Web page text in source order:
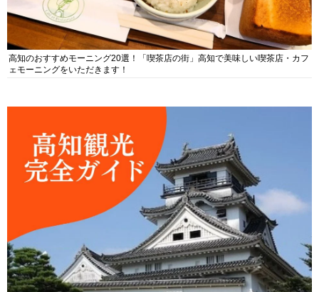
高知のおすすめモーニング20選！「喫茶店の街」高知で美味しい喫茶店・カフ
ェモーニングをいただきます！